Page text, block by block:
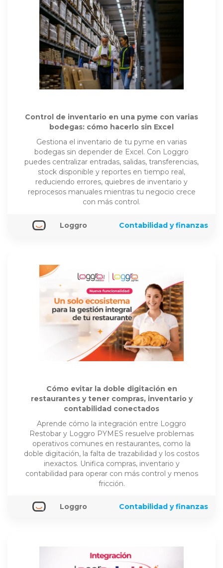
Control de inventario en una pyme con varias
bodegas: cómo hacerlo sin Excel
Gestiona el inventario de tu pyme en varias
bodegas sin depender de Excel. Con Loggro
puedes centralizar entradas, salidas, transferencias,
stock disponible y reportes en tiempo real,
reduciendo errores, quiebres de inventario y
reprocesos manuales mientras tu negocio crece
con más control.
Loggro Contabilidad y finanzas
Cómo evitar la doble digitación en
restaurantes y tener compras, inventario y
contabilidad conectados
Aprende cómo la integración entre Loggro
Restobar y Loggro PYMES resuelve problemas
operativos comunes en restaurantes, como la
doble digitación, la falta de trazabilidad y los costos
inexactos. Unifica compras, inventario y
contabilidad para operar con más control y menos
fricción.
Loggro Contabilidad y finanzas